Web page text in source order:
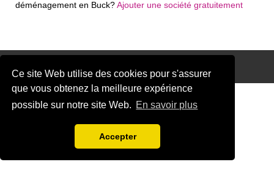
Ce site Web utilise des cookies pour s'assurer
que vous obtenez la meilleure expérience
possible sur notre site Web. En savoir plus
Accepter
déménagement en Buck? Ajouter une société gratuitement